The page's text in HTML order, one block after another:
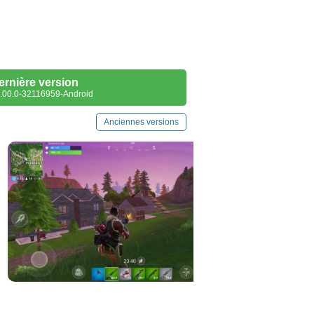
version
32116959-Android
Anciennes versions